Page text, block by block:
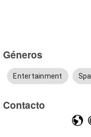
Géneros
Entertainment
Contacto